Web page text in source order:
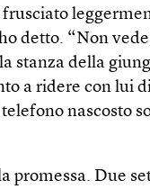
detto. “Non
stanza della
a ridere con lui
nascosto
promessa. Due